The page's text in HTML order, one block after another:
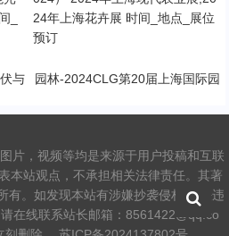
与
,20
园林-2024CLG第20届上海国际园
4） 2024年上海现代农业展,2024
订
片，视频等均是来源于用户投稿和互联
本站观点，不承担相关法律责任。其著
有。如发现本站有涉嫌抄袭侵权/违法违
在线联系站长邮箱：8561422@qq.co